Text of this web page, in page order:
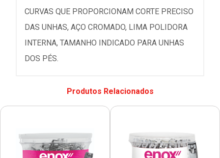
CURVAS QUE PROPORCIONAM CORTE PRECISO
DAS UNHAS, AÇO CROMADO, LIMA POLIDORA
INTERNA, TAMANHO INDICADO PARA UNHAS
DOS PÉS.
Produtos Relacionados